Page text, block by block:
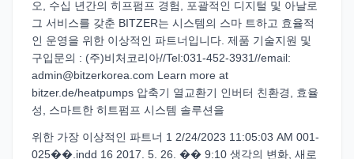
오, 수십 년간의 히프펌프 경험, 포괄적인 디지털 및 아날로
그 서비스를 갖춘 BITZER는 시스템의 스마 트하고 효율적
인 운영을 위한 이상적인 파트너입니다. 제품 기술지원 및
구입문의 : (주)비처코리아//Tel:031-452-3931//email:
admin@bitzerkorea.com Learn more at
bitzer.de/heatpumps 압축기 열교환기 인버터 친환경, 효율
성, 스마트한 히트펌프 시스템 솔루션을
위한 가장 이상적인 파트너 1 2/24/2023 11:05:03 AM 001-
025��.indd 16 2017. 5. 26. �� 9:10 생각의 변화, 새로